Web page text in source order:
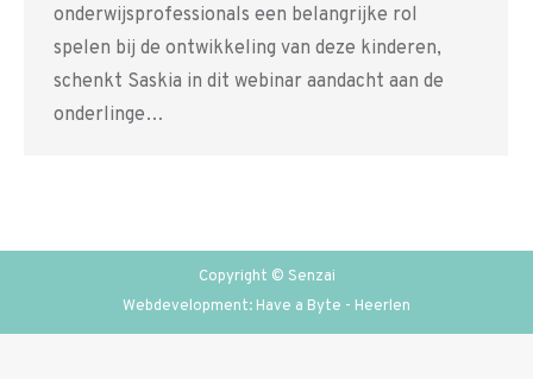
onderwijsprofessionals een belangrijke rol
spelen bij de ontwikkeling van deze kinderen,
schenkt Saskia in dit webinar aandacht aan de
onderlinge…
Copyright © Senzai
Webdevelopment: Have a Byte - Heerlen